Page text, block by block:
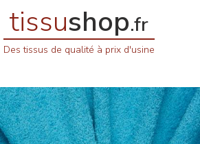
tissushop.fr
Des tissus de qualité à prix d'usine